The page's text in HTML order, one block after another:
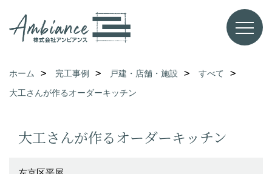
ホーム 完工事例 戸建・店舗・施設
すべて
大工さんが作るオーダーキッチン
大工さんが作るオーダーキッチン